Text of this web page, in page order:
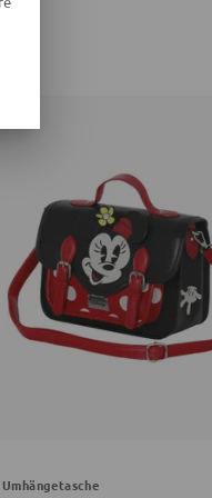
Umhängetasche